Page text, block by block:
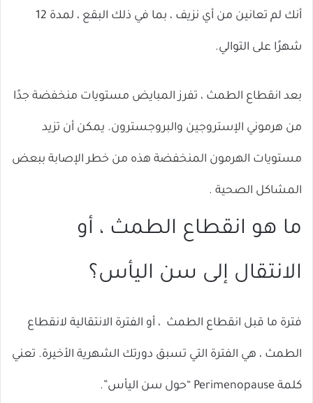
أنك لم تعانين من أي نزيف ، بما في ذلك البقع ، لمدة 12
شهرًا على التوالي.
بعد انقطاع الطمث ، تفرز المبايض مستويات منخفضة جدًا
من هرموني الإستروجين والبروجسترون. يمكن أن تزيد
مستويات الهرمون المنخفضة هذه من خطر الإصابة ببعض
المشاكل الصحية .
ما هو انقطاع الطمث ، أو
الانتقال إلى سن اليأس؟
فترة ما قبل انقطاع الطمث ، أو الفترة الانتقالية لانقطاع
الطمث ، هي الفترة التي تسبق دورتك الشهرية الأخيرة. تعني
كلمة Perimenopause “حول سن اليأس”.